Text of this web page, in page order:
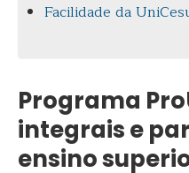
Facilidade da
Programa
integrais e
ensino